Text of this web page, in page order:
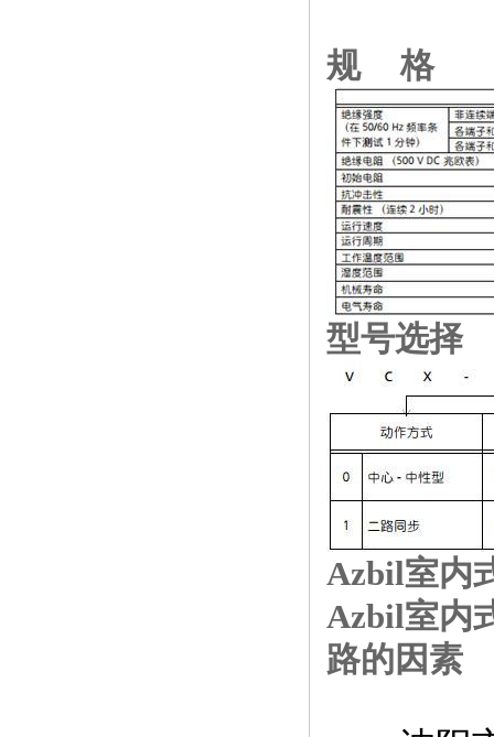
规 格
型号选择
Azbil室内
Azbil室内
路的因素